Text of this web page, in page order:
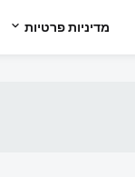
מדיניות פרטיות